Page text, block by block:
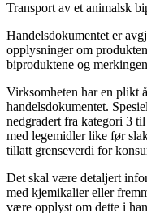
Transport av et animalsk
Handelsdokumentet er
opplysninger om
biproduktene og
Virksomheten har en plikt
handelsdokumentet.
nedgradert fra kategori 3
med legemidler like før
tillatt grenseverdi for
Det skal være detaljert
med kjemikalier eller
være opplyst om dette i